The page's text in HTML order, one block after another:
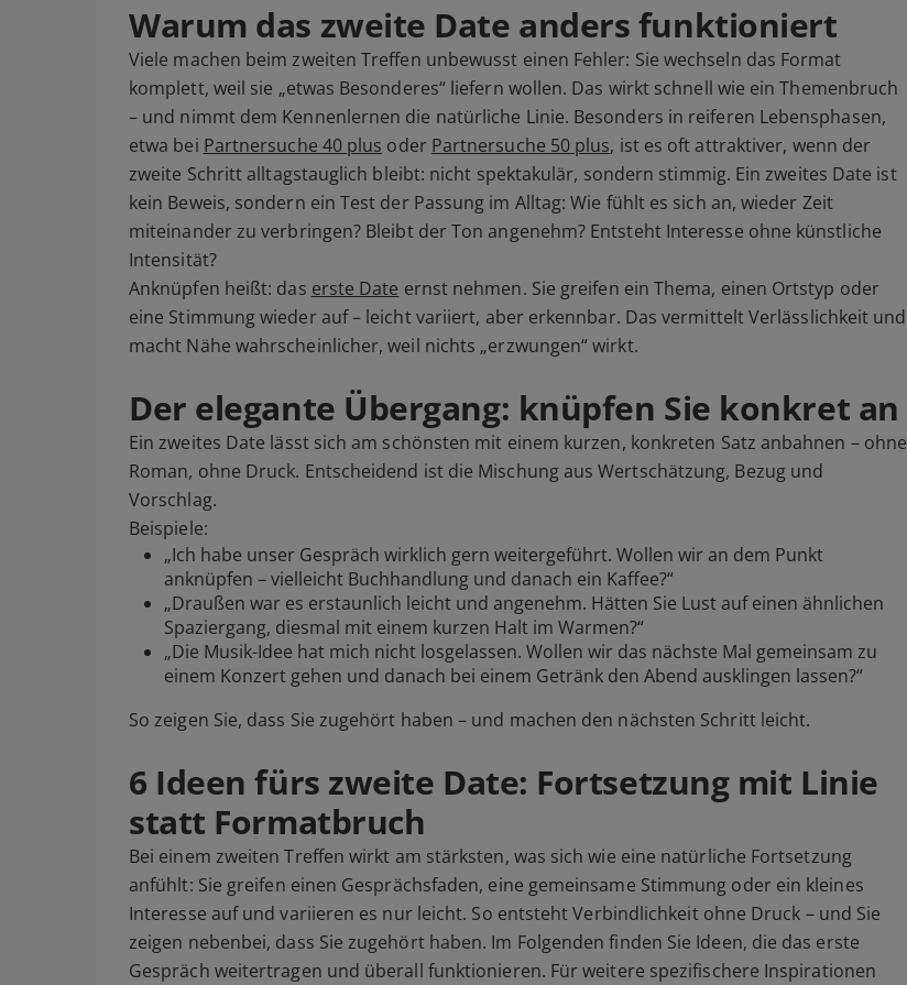
Warum das zweite Date anders funktioniert
Viele machen beim zweiten Treffen unbewusst einen Fehler: Sie wechseln das Format
komplett, weil sie „etwas Besonderes“ liefern wollen. Das wirkt schnell wie ein Themenbruch
– und nimmt dem Kennenlernen die natürliche Linie. Besonders in reiferen Lebensphasen,
etwa bei Partnersuche 40 plus oder Partnersuche 50 plus, ist es oft attraktiver, wenn der
zweite Schritt alltagstauglich bleibt: nicht spektakulär, sondern stimmig. Ein zweites Date ist
kein Beweis, sondern ein Test der Passung im Alltag: Wie fühlt es sich an, wieder Zeit
miteinander zu verbringen? Bleibt der Ton angenehm? Entsteht Interesse ohne künstliche
Intensität?
Anknüpfen heißt: das erste Date ernst nehmen. Sie greifen ein Thema, einen Ortstyp oder
eine Stimmung wieder auf – leicht variiert, aber erkennbar. Das vermittelt Verlässlichkeit und
macht Nähe wahrscheinlicher, weil nichts „erzwungen“ wirkt.
Der elegante Übergang: knüpfen Sie konkret an
Ein zweites Date lässt sich am schönsten mit einem kurzen, konkreten Satz anbahnen – ohne
Roman, ohne Druck. Entscheidend ist die Mischung aus Wertschätzung, Bezug und
Vorschlag.
Beispiele:
„Ich habe unser Gespräch wirklich gern weitergeführt. Wollen wir an dem Punkt
anknüpfen – vielleicht Buchhandlung und danach ein Kaffee?“
„Draußen war es erstaunlich leicht und angenehm. Hätten Sie Lust auf einen ähnlichen
Spaziergang, diesmal mit einem kurzen Halt im Warmen?“
„Die Musik-Idee hat mich nicht losgelassen. Wollen wir das nächste Mal gemeinsam zu
einem Konzert gehen und danach bei einem Getränk den Abend ausklingen lassen?“
So zeigen Sie, dass Sie zugehört haben – und machen den nächsten Schritt leicht.
6 Ideen fürs zweite Date: Fortsetzung mit Linie
statt Formatbruch
Bei einem zweiten Treffen wirkt am stärksten, was sich wie eine natürliche Fortsetzung
anfühlt: Sie greifen einen Gesprächsfaden, eine gemeinsame Stimmung oder ein kleines
Interesse auf und variieren es nur leicht. So entsteht Verbindlichkeit ohne Druck – und Sie
zeigen nebenbei, dass Sie zugehört haben. Im Folgenden finden Sie Ideen, die das erste
Gespräch weitertragen und überall funktionieren. Für weitere spezifischere Inspirationen